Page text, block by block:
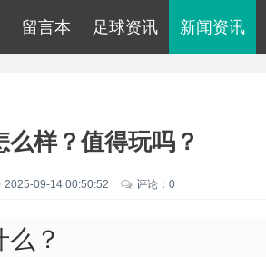
留言本 足球资讯 新闻资讯
样？值得玩吗？
2025-09-14 00:50:52 评论：0
？